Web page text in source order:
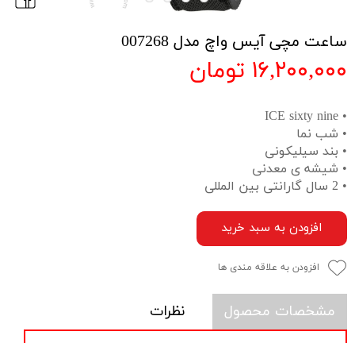
ساعت مچی آیس واچ مدل 007268
۱۶,۲۰۰,۰۰۰ تومان
• ICE sixty nine
• شب نما
• بند سیلیکونی
• شیشه ی معدنی
• 2 سال گارانتی بین المللی
افزودن به سبد خرید
افزودن به علاقه مندی ها
مشخصات محصول نظرات